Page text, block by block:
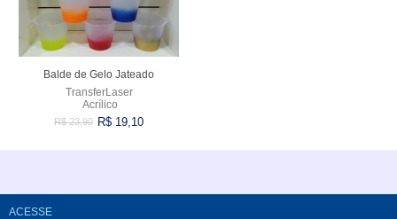
Balde de Gelo Jateado
TransferLaser
Acrílico
R$ 23,90 R$ 19,10
ACESSE